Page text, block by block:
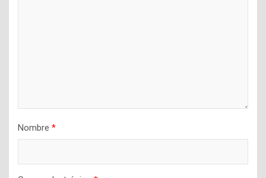
Nombre *